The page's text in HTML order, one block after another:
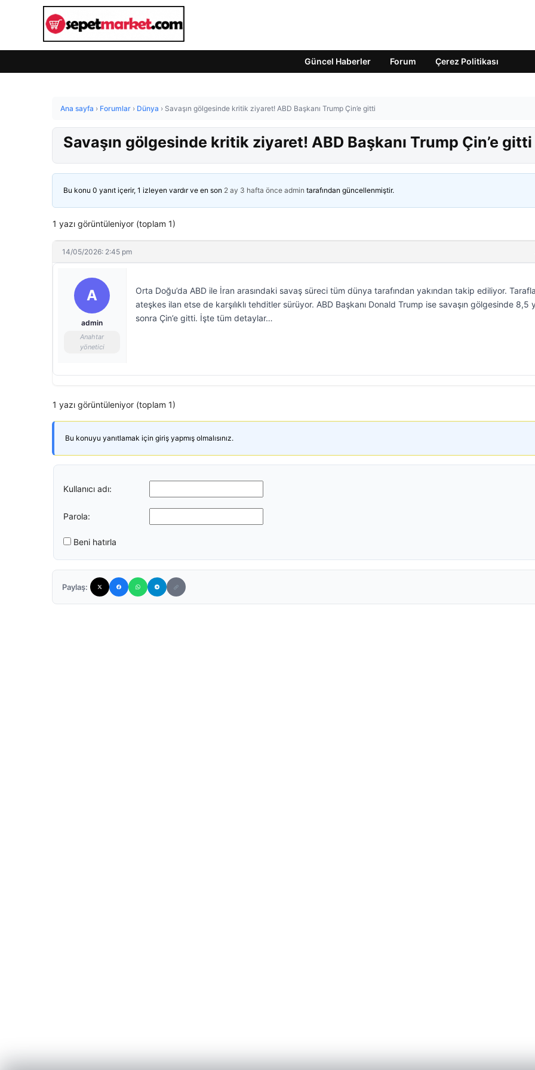
Güncel Haberler Forum Çerez Politikası
Ana sayfa › Forumlar › Dünya › Savaşın gölgesinde kritik ziyaret! ABD Başkanı Trump Çin’e gitti
Savaşın gölgesinde kritik ziyaret! ABD Başkanı Trump Çin’e gitti
Bu konu 0 yanıt içerir, 1 izleyen vardır ve en son 2 ay 3 hafta önce admin tarafından güncellenmiştir.
1 yazı görüntüleniyor (toplam 1)
14/05/2026: 2:45 pm
A
admin
Anahtar
yönetici
Orta Doğu’da ABD ile İran arasındaki savaş süreci tüm dünya tarafından yakından takip ediliyor.
ateşkes ilan etse de karşılıklı tehditler sürüyor. ABD Başkanı Donald Trump ise savaşın gölgesinde 8,5
sonra Çin’e gitti. İşte tüm detaylar…
1 yazı görüntüleniyor (toplam 1)
Bu konuyu yanıtlamak için giriş yapmış olmalısınız.
Kullanıcı adı:
Parola:
Beni hatırla
Paylaş: